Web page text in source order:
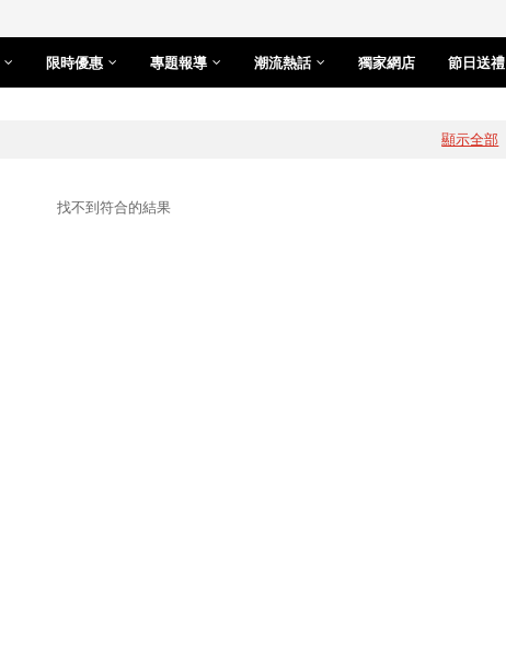
限時優惠 專題報導 潮流熱話 獨家網店 節日送禮
顯示全部
找不到符合的結果